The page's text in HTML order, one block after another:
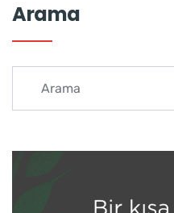
Arama